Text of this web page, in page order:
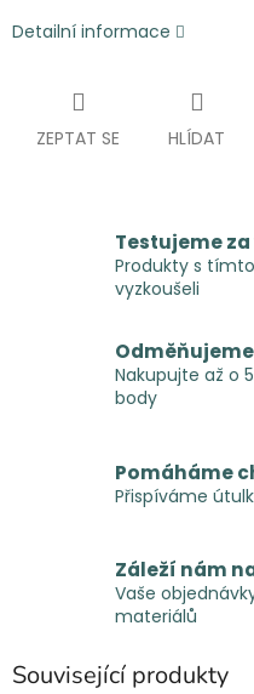
Detailní informace
ZEPTAT SE HLÍDAT
Testujeme za
Produkty s
vyzkoušeli
Nakupujte až o
body
Pomáháme
Přispíváme
Záleží nám
Vaše
materiálů
Související produkty